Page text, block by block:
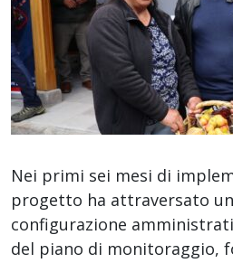
Nei primi sei mesi di
progetto ha attraversato
configurazione
del piano di monitoraggio,